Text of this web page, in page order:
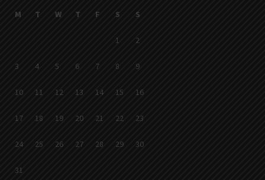
M
T W T F S S
1 2
3 4 5 6 7 8 9
10 11 12 13 14 15 16
17 18 19 20 21 22 23
24 25 26 27 28 29 30
31